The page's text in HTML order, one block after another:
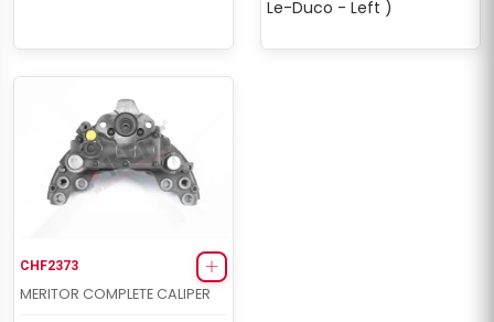
Le-Duco - Left )
CHF2373
MERITOR COMPLETE CALIPER